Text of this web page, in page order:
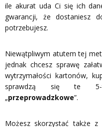
ile akurat uda Ci się ich
gwarancji, że dostaniesz
potrzebujesz.
Niewątpliwym atutem tej
jednak chcesz sprawę
wytrzymałości kartonów,
sprawdzą się te 5-
„przeprowadzkowe”.
Możesz skorzystać także